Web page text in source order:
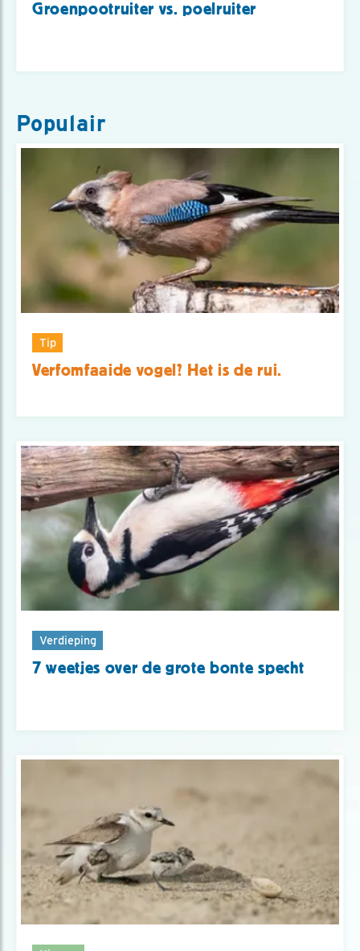
Groenpootruiter vs. poelruiter
Populair
Tip
Verfomfaaide vogel? Het is de rui.
Verdieping
7 weetjes over de grote bonte specht